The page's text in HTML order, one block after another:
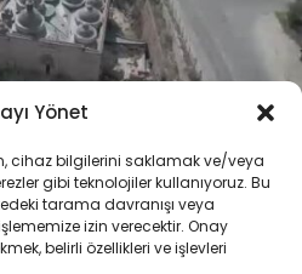
Yönet
cihaz bilgilerini saklamak ve/veya
gibi teknolojiler kullanıyoruz. Bu
tarama davranışı veya
izin verecektir. Onay
belirli özellikleri ve işlevleri